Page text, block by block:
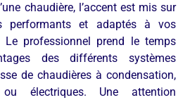
chaudière, l’accent est mis sur
performants et adaptés à vos
Le professionnel prend le temps
des différents systèmes
de chaudières à condensation,
ou électriques. Une attention